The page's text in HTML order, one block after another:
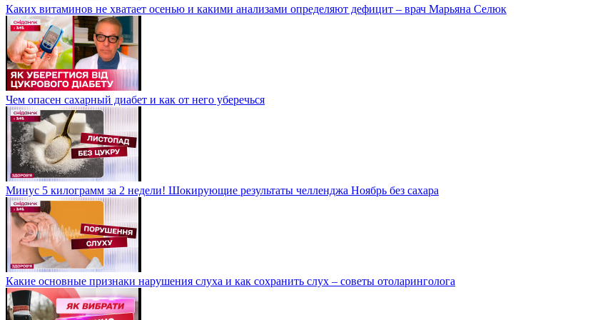
Каких витаминов не хватает осенью и какими анализами определяют дефицит – врач Марьяна Селюк
Чем опасен сахарный диабет и как от него уберечься
Минус 5 килограмм за 2 недели! Шокирующие результаты челленджа Ноябрь без сахара
Какие основные признаки нарушения слуха и как сохранить слух – советы отоларинголога